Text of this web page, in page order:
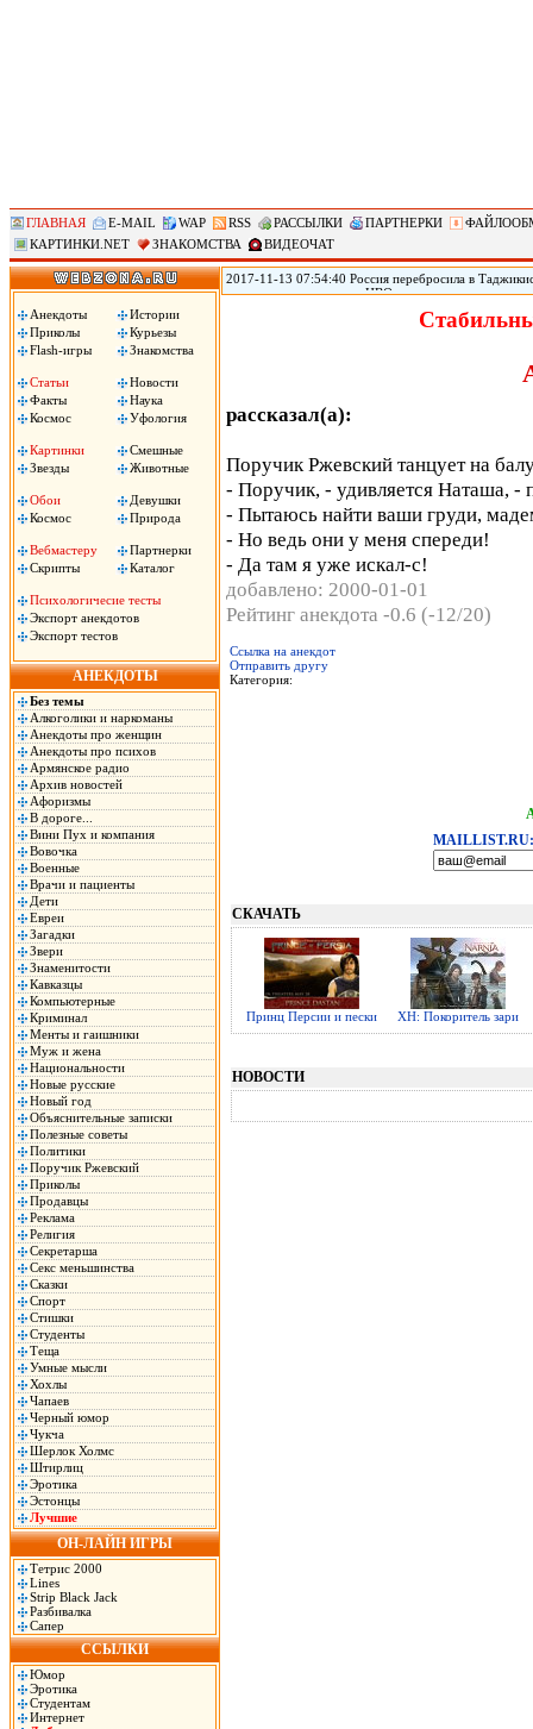
ГЛАВНАЯ E-MAIL WAP RSS РАССЫЛКИ ПАРТНЕРКИ
КАРТИНКИ.NET
ЗНАКОМСТВА ВИДЕОЧАТ
Анекдоты
Истории
Приколы
Курьезы
Flash-игры
Знакомства
Статьи
Новости
Факты
Наука
Космос
Уфология
Картинки
Смешные
Звезды
Животные
Обои
Девушки
Космос
Природа
Вебмастеру
Партнерки
Скрипты
Каталог
Психологичесие тесты
Экспорт анекдотов
Экспорт тестов
АНЕКДОТЫ
Без темы
Алкоголики и наркоманы
Анекдоты про женщин
Анекдоты про психов
Армянское радио
Архив новостей
Афоризмы
В дороге...
Вини Пух и компания
Вовочка
Военные
Врачи и пациенты
Дети
Евреи
Загадки
Звери
Знаменитости
Кавказцы
Компьютерные
Криминал
Менты и гаишники
Муж и жена
Национальности
Новые русские
Новый год
Объяснительные записки
Полезные советы
Политики
Поручик Ржевский
Приколы
Продавцы
Реклама
Религия
Секретарша
Секс меньшинства
Сказки
Спорт
Стишки
Студенты
Теща
Умные мысли
Хохлы
Чапаев
Черный юмор
Чукча
Шерлок Холмс
Штирлиц
Эротика
Эстонцы
Лучшие
ОН-ЛАЙН ИГРЫ
Тетрис 2000
Lines
Strip Black Jack
Разбивалка
Сапер
ССЫЛКИ
Юмор
Эротика
Студентам
Интернет
2017-11-13 07:54:40 Россия перебросила в
самолетов и вертолетов ЦВО на
вертолетов Центрального военного округа
рассказал(а):
Поручик Ржевский танцует на
- Поручик, - удивляется Наташа, -
- Пытаюсь найти ваши груди,
- Но ведь они у меня спереди!
- Да там я уже искал-с!
добавлено: 2000-01-01
Рейтинг анекдота -0.6 (-12/20)
Ссылка на анекдот
Отправить другу
Категория:
MAILLIST.RU:
СКАЧАТЬ
Принц Персии и пески ХН: Покоритель зари
НОВОСТИ